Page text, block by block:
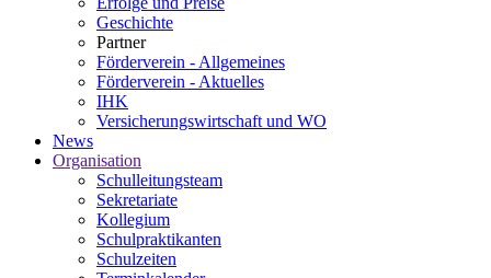
Geschichte
Partner
Förderverein - Allgemeines
Förderverein - Aktuelles
IHK
Versicherungswirtschaft und WO
News
Organisation
Schulleitungsteam
Sekretariate
Kollegium
Schulpraktikanten
Schulzeiten